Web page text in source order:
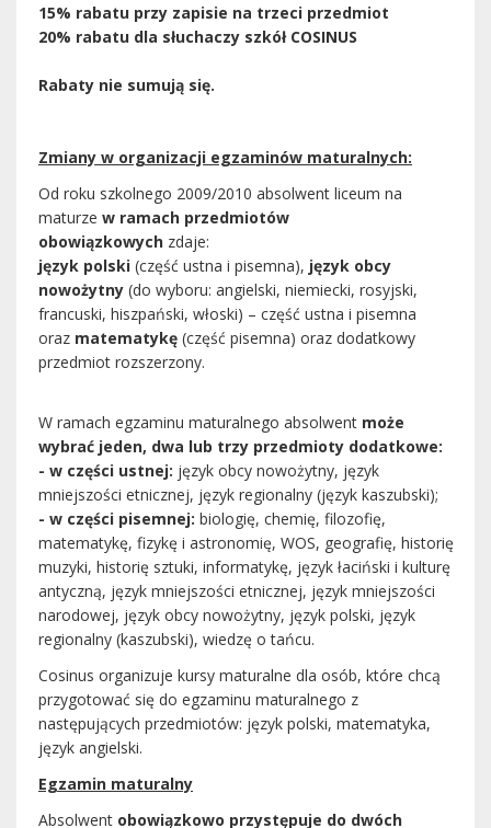
15% rabatu przy zapisie na trzeci przedmiot
20% rabatu dla słuchaczy szkół COSINUS
Rabaty nie sumują się.
Zmiany w organizacji egzaminów maturalnych:
Od roku szkolnego 2009/2010 absolwent liceum na
maturze w ramach przedmiotów
obowiązkowych zdaje:
język polski (część ustna i pisemna), język obcy
nowożytny (do wyboru: angielski, niemiecki, rosyjski,
francuski, hiszpański, włoski) – część ustna i pisemna
oraz matematykę (część pisemna) oraz dodatkowy
przedmiot rozszerzony.
W ramach egzaminu maturalnego absolwent może
wybrać jeden, dwa lub trzy przedmioty dodatkowe:
- w części ustnej: język obcy nowożytny, język
mniejszości etnicznej, język regionalny (język kaszubski);
- w części pisemnej: biologię, chemię, filozofię,
matematykę, fizykę i astronomię, WOS, geografię, historię
muzyki, historię sztuki, informatykę, język łaciński i kulturę
antyczną, język mniejszości etnicznej, język mniejszości
narodowej, język obcy nowożytny, język polski, język
regionalny (kaszubski), wiedzę o tańcu.
Cosinus organizuje kursy maturalne dla osób, które chcą
przygotować się do egzaminu maturalnego z
następujących przedmiotów: język polski, matematyka,
język angielski.
Egzamin maturalny
Absolwent obowiązkowo przystępuje do dwóch